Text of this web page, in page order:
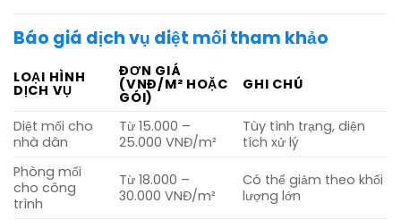
Báo giá dịch vụ diệt mối tham khảo
LOẠI HÌNH
DỊCH VỤ
ĐƠN GIÁ
(VNĐ/M² HOẶC
GÓI)
GHI CHÚ
Diệt mối cho
nhà dân
Từ 15.000 –
25.000 VNĐ/m²
Tùy tình trạng, diện
tích xử lý
Phòng mối
cho công
trình
Từ 18.000 –
30.000 VNĐ/m²
Có thể giảm theo khối
lượng lớn